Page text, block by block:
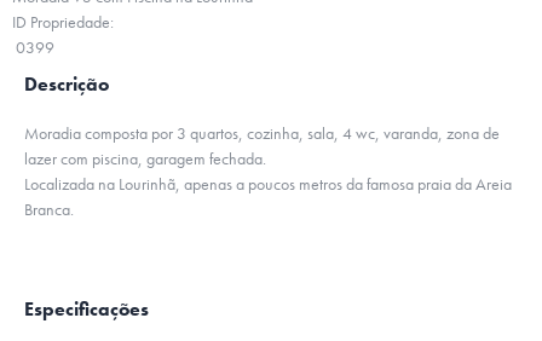
ID Propriedade:
0399
Descrição
Moradia composta por 3 quartos, cozinha, sala, 4 wc, varanda, zona de
lazer com piscina, garagem fechada.
Localizada na Lourinhã, apenas a poucos metros da famosa praia da Areia
Branca.
Especificações